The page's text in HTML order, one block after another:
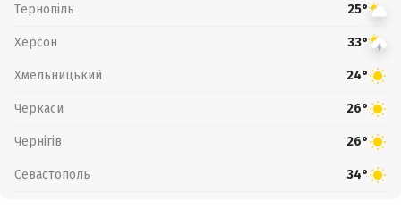
Тернопіль 25°
Херсон 33°
Хмельницький 24°
Черкаси 26°
Чернігів 26°
Севастополь 34°